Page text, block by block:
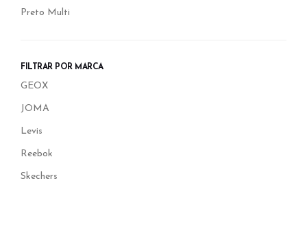
Preto Multi
FILTRAR POR MARCA
GEOX
JOMA
Levis
Reebok
Skechers